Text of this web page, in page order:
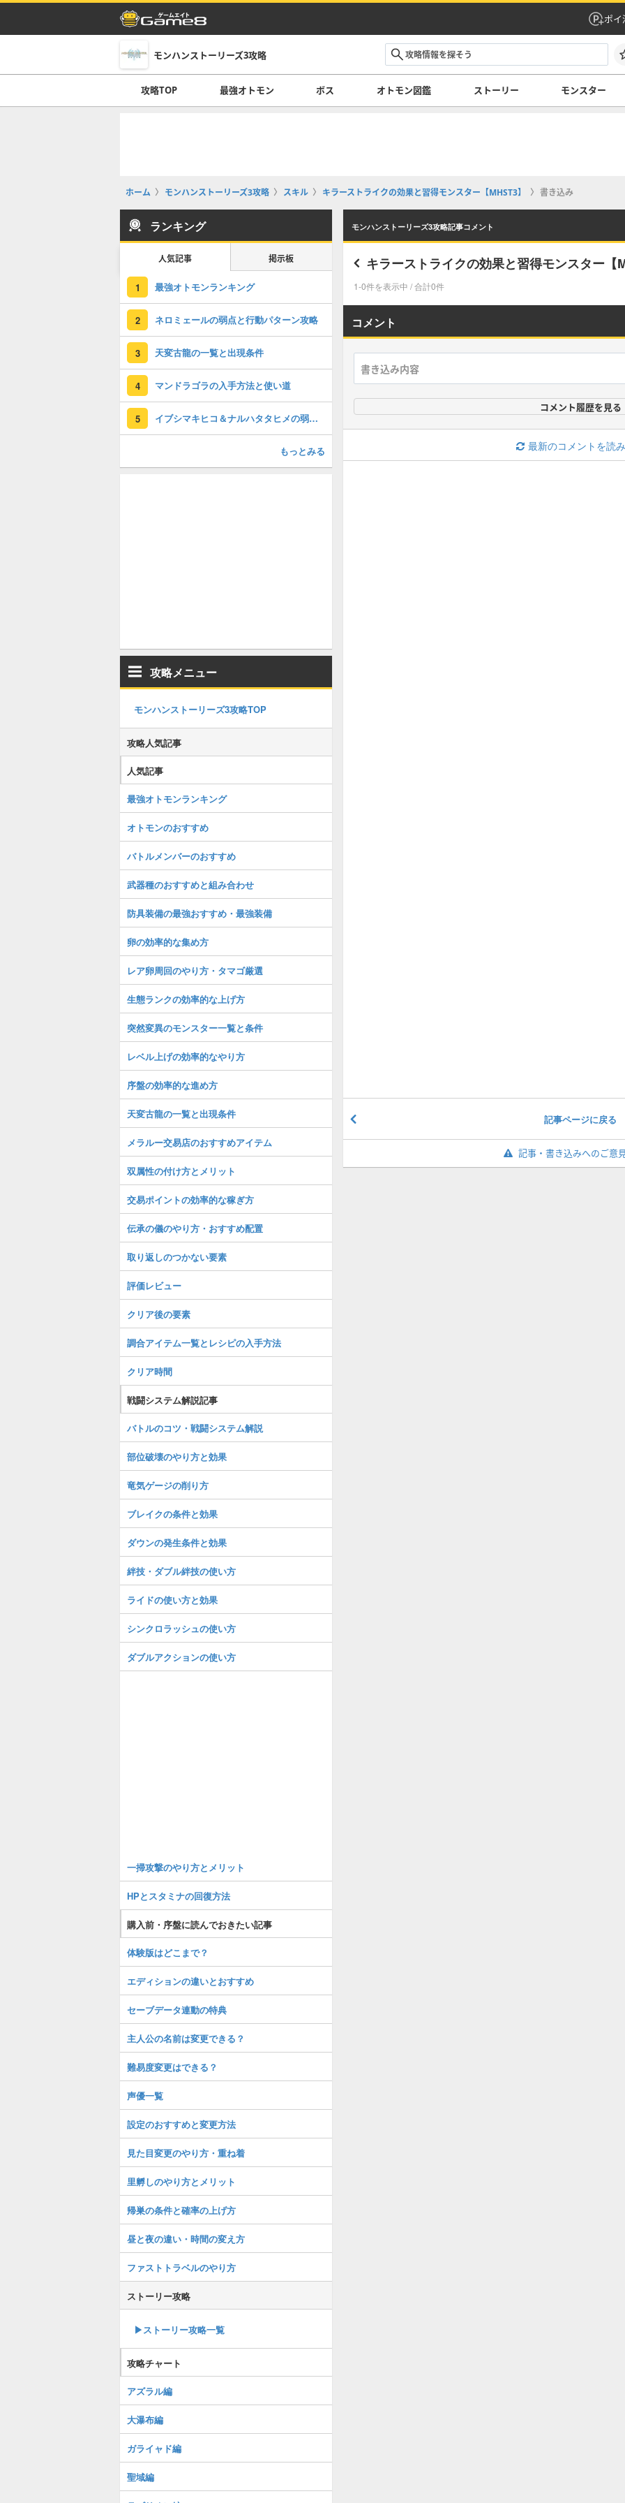
ポイ
モンハンストーリーズ3攻略
攻略TOP 最強オトモン ボス オトモン図鑑 ストーリー モンスター
ホーム モンハンストーリーズ3攻略 スキル キラーストライクの効果と習得モンスター【MHST3】 書き込み
モンハンストーリーズ3攻略記事コメント
キラーストライクの効果と習得モンスター【
1-0件を表示中 / 合計0件
コメント
コメント履歴を見る
最新のコメントを読
記事ページに戻る
記事・書き込みへのご意
ランキング
人気記事 掲示板
1 最強オトモンランキング
2 ネロミェールの弱点と行動パターン攻略
3 天変古龍の一覧と出現条件
4 マンドラゴラの入手方法と使い道
5 イブシマキヒコ＆ナルハタタヒメの弱点と行動パターン攻略
もっとみる
攻略メニュー
モンハンストーリーズ3攻略TOP
攻略人気記事
人気記事
最強オトモンランキング
オトモンのおすすめ
バトルメンバーのおすすめ
武器種のおすすめと組み合わせ
防具装備の最強おすすめ・最強装備
卵の効率的な集め方
レア卵周回のやり方・タマゴ厳選
生態ランクの効率的な上げ方
突然変異のモンスター一覧と条件
レベル上げの効率的なやり方
序盤の効率的な進め方
天変古龍の一覧と出現条件
メラルー交易店のおすすめアイテム
双属性の付け方とメリット
交易ポイントの効率的な稼ぎ方
伝承の儀のやり方・おすすめ配置
取り返しのつかない要素
評価レビュー
クリア後の要素
調合アイテム一覧とレシピの入手方法
クリア時間
戦闘システム解説記事
バトルのコツ・戦闘システム解説
部位破壊のやり方と効果
竜気ゲージの削り方
ブレイクの条件と効果
ダウンの発生条件と効果
絆技・ダブル絆技の使い方
ライドの使い方と効果
シンクロラッシュの使い方
ダブルアクションの使い方
一掃攻撃のやり方とメリット
HPとスタミナの回復方法
購入前・序盤に読んでおきたい記事
体験版はどこまで？
エディションの違いとおすすめ
セーブデータ連動の特典
主人公の名前は変更できる？
難易度変更はできる？
声優一覧
設定のおすすめと変更方法
見た目変更のやり方・重ね着
里孵しのやり方とメリット
帰巣の条件と確率の上げ方
昼と夜の違い・時間の変え方
ファストトラベルのやり方
ストーリー攻略
▶︎ストーリー攻略一覧
攻略チャート
アズラル編
大瀑布編
ガライャド編
聖域編